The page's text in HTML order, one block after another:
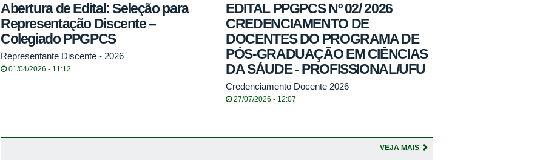
Abertura de Edital: Seleção para
Representação Discente –
Colegiado PPGPCS
Representante Discente - 2026
01/04/2026 - 11:12
EDITAL PPGPCS Nº 02/ 2026
CREDENCIAMENTO DE
DOCENTES DO PROGRAMA DE
PÓS-GRADUAÇÃO EM CIÊNCIAS
DA SÁUDE - PROFISSIONAL/UFU
Credenciamento Docente 2026
27/07/2026 - 12:07
VEJA MAIS